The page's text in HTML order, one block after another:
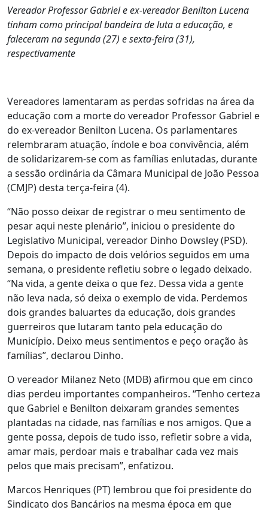
Vereador Professor Gabriel e ex-vereador Benilton Lucena
tinham como principal bandeira de luta a educação, e
faleceram na segunda (27) e sexta-feira (31),
respectivamente
Vereadores lamentaram as perdas sofridas na área da
educação com a morte do vereador Professor Gabriel e
do ex-vereador Benilton Lucena. Os parlamentares
relembraram atuação, índole e boa convivência, além
de solidarizarem-se com as famílias enlutadas, durante
a sessão ordinária da Câmara Municipal de João Pessoa
(CMJP) desta terça-feira (4).
“Não posso deixar de registrar o meu sentimento de
pesar aqui neste plenário”, iniciou o presidente do
Legislativo Municipal, vereador Dinho Dowsley (PSD).
Depois do impacto de dois velórios seguidos em uma
semana, o presidente refletiu sobre o legado deixado.
“Na vida, a gente deixa o que fez. Dessa vida a gente
não leva nada, só deixa o exemplo de vida. Perdemos
dois grandes baluartes da educação, dois grandes
guerreiros que lutaram tanto pela educação do
Município. Deixo meus sentimentos e peço oração às
famílias”, declarou Dinho.
O vereador Milanez Neto (MDB) afirmou que em cinco
dias perdeu importantes companheiros. “Tenho certeza
que Gabriel e Benilton deixaram grandes sementes
plantadas na cidade, nas famílias e nos amigos. Que a
gente possa, depois de tudo isso, refletir sobre a vida,
amar mais, perdoar mais e trabalhar cada vez mais
pelos que mais precisam”, enfatizou.
Marcos Henriques (PT) lembrou que foi presidente do
Sindicato dos Bancários na mesma época em que